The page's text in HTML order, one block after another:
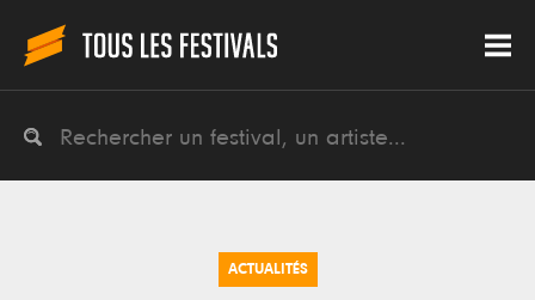
ACTUALITÉS